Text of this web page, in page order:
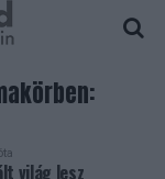
világ lesz